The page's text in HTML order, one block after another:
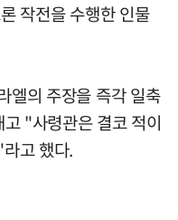
작전을 수행한 인물
엘의 주장을 즉각 일축
"사령관은 결코 적이
고 했다.